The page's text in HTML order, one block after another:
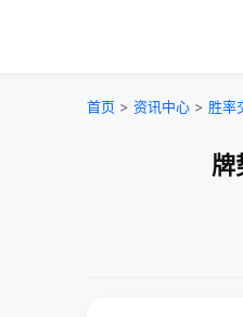
首页 > 资讯中心 > 胜率
牌